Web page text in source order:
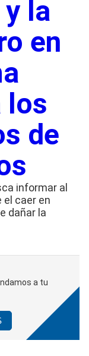
la
en
los
de
informar al
el caer en
dañar la
a tu